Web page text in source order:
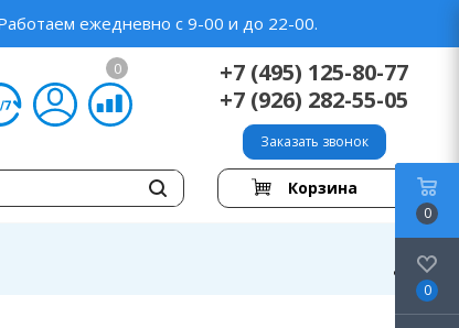
ежедневно с 9-00 и до 22-00.
0
+7 (495) 125-80-77
+7 (926) 282-55-05
Заказать звонок
Корзина
0
0